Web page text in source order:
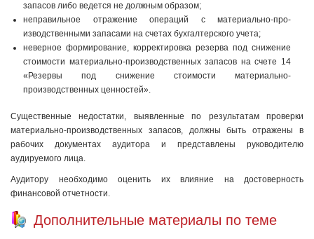
запасов либо ведется не должным образом;
неправильное отражение операций с материально-про­
изводственными запасами на счетах бухгалтерского учета;
неверное формирование, корректировка резерва под снижение
стоимости материально-производственных запасов на счете 14
«Резервы под снижение стоимости материально-
производственных ценностей».
Существенные недостатки, выявленные по результатам проверки
материально-производственных запасов, должны быть отражены в
рабочих документах аудитора и представлены руководителю
аудируемого лица.
Аудитору необходимо оценить их влияние на достовер­ность
финансовой отчетности.
Дополнительные материалы по теме